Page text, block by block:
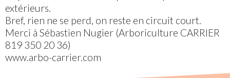
extérieurs.
Bref, rien ne se perd, on reste en circuit court.
Merci à Sébastien Nugier (Arboriculture CARRIER
819 350 20 36)
www.arbo-carrier.com